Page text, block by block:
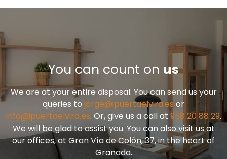
You can count on us
We are at your entire disposal. You can send us your
queries to jorge@ipuertaelvira.es or
info@ipuertaelvira.es. Or, give us a call at 958 20 88 29.
We will be glad to assist you. You can also visit us at
our offices, at Gran Vía de Colón, 37, in the heart of
Granada.